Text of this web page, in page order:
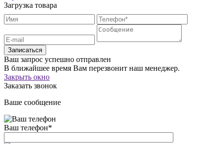
Загрузка товара
Записаться
Ваш запрос успешно отправлен
В ближайшее время Вам перезвонит наш менеджер.
Закрыть окно
Заказать звонок
Ваше сообщение
Ваш телефон*